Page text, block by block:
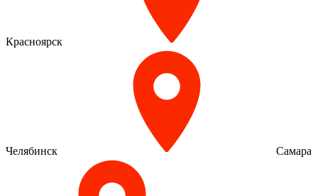
Красноярск
Челябинск Самара